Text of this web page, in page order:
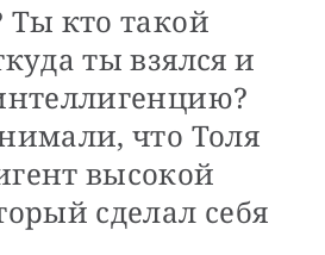
Ты кто такой
ты взялся и
что Толя
высокой
сделал себя